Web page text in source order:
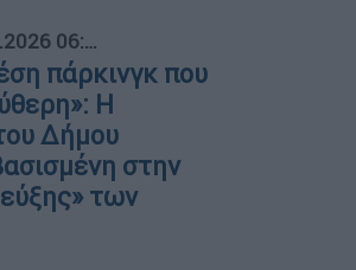
06:30
πάρκινγκ που
Η
Δήμου
στην
των